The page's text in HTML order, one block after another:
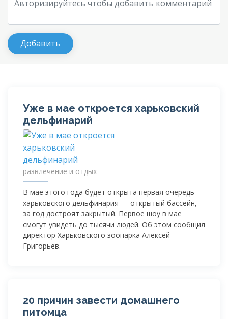
Уже в мае откроется харьковский
дельфинарий
развлечение и отдых
В мае этого года будет открыта первая очередь
харьковского дельфинария — открытый бассейн,
за год достроят закрытый. Первое шоу в мае
смогут увидеть до тысячи людей. Об этом сообщил
директор Харьковского зоопарка Алексей
Григорьев.
20 причин завести домашнего
питомца